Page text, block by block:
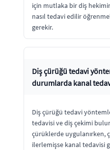
için mutlaka bir diş
nasıl tedavi edilir
gerekir.
Diş çürüğü tedavi
durumlarda kanal
Diş çürüğü tedavi
tedavisi ve diş çekimi
çürüklerde uygulanırken,
ilerlemişse kanal tedavisi